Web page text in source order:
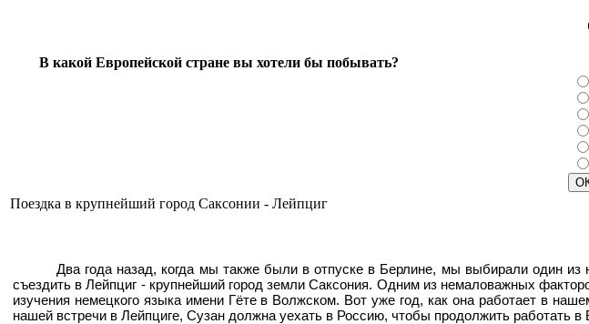
В какой Европейской стране вы хотели бы побывать?
Поездка в крупнейший город Саксонии - Лейпциг
Два года назад, когда мы также были в отпуске в Берлине, мы выбирали один
съездить в Лейпциг - крупнейший город земли Саксония. Одним из немаловажных
изучения немецкого языка имени Гёте в Волжском. Вот уже год, как она работает в
нашей встречи в Лейпциге, Сузан должна уехать в Россию, чтобы продолжить работать в